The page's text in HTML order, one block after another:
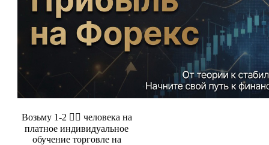
Возьму 1-2 🤵‍♂️ человека на
платное индивидуальное
обучение торговле на